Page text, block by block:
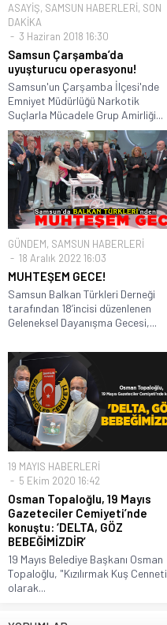
ASAYİŞ, SAMSUN HABERLERİ, SON
DAKİKA
3 Haziran 2018 16:30
Samsun Çarşamba’da
uyuşturucu operasyonu!
Samsun'un Çarşamba İlçesi'nde
Emniyet Müdürlüğü Narkotik
Suçlarla Mücadele Grup Amirliği...
GÜNDEM, SAMSUN HABERLERİ
18 Aralık 2022 16:03
MUHTEŞEM GECE!
Samsun Balkan Türkleri Derneği
tarafından 18’incisi düzenlenen
Geleneksel Dayanışma Gecesi,...
19 MAYIS HABERLERİ
5 Ekim 2020 16:42
Osman Topaloğlu, 19 Mayıs
Gazeteciler Cemiyeti’nde
konuştu: ‘DELTA, GÖZ
BEBEĞİMİZDİR’
19 Mayıs Belediye Başkanı Osman
Topaloğlu, "Kızılırmak Kuş Cenneti
olarak...